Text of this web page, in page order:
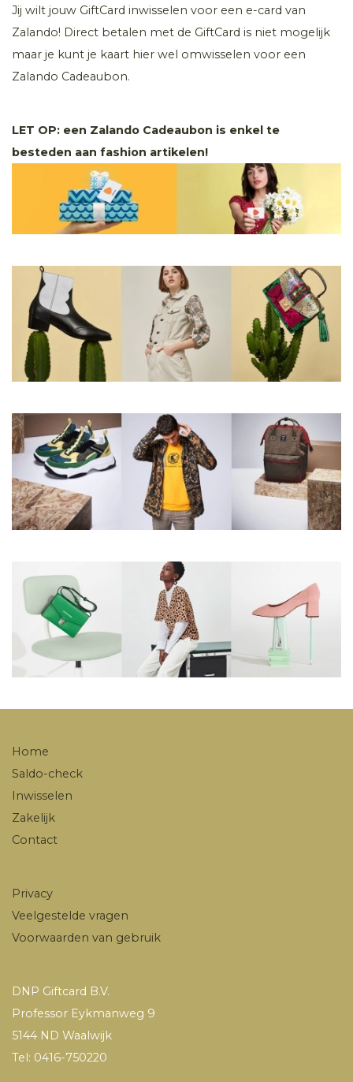
Jij wilt jouw GiftCard inwisselen voor een e-card van
Zalando! Direct betalen met de GiftCard is niet mogelijk
maar je kunt je kaart hier wel omwisselen voor een
Zalando Cadeaubon.
LET OP: een Zalando Cadeaubon is enkel te
besteden aan fashion artikelen!
Home
Saldo-check
Inwisselen
Zakelijk
Contact
Privacy
Veelgestelde vragen
Voorwaarden van gebruik
DNP Giftcard B.V.
Professor Eykmanweg 9
5144 ND Waalwijk
Tel: 0416-750220